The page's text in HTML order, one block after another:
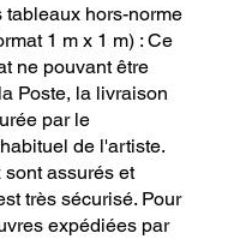
tableaux hors-norme
1 m x 1 m) : Ce
ne pouvant être
Poste, la livraison
par le
de l'artiste.
assurés et
très sécurisé. Pour
expédiées par